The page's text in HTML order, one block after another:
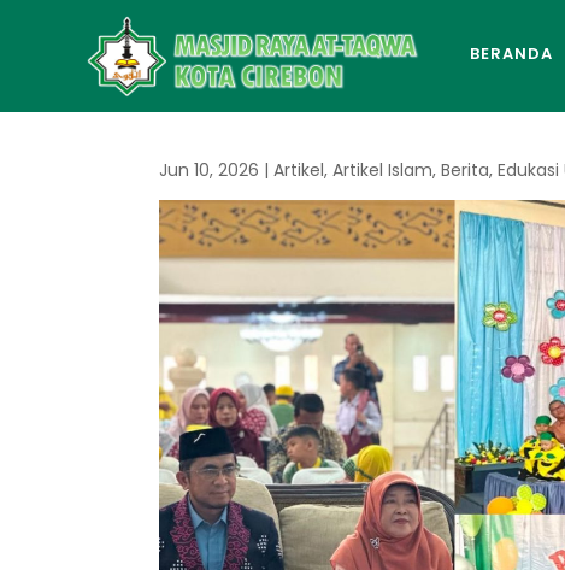
BERANDA
Jun 10, 2026 | Artikel, Artikel Islam, Berita,